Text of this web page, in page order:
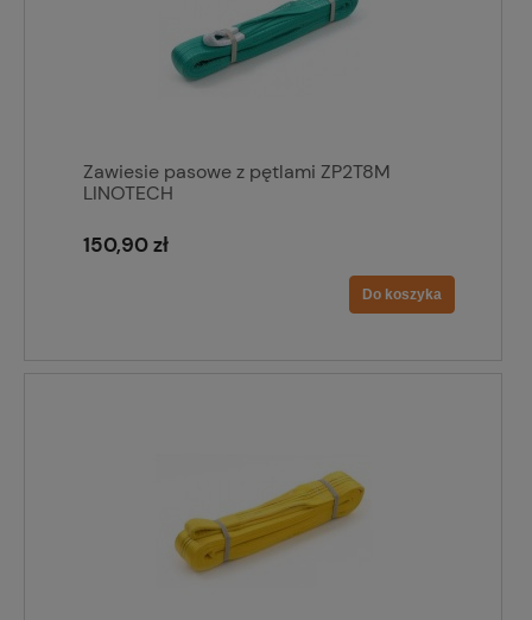
Zawiesie pasowe z pętlami ZP2T8M
LINOTECH
150,90 zł
Do koszyka